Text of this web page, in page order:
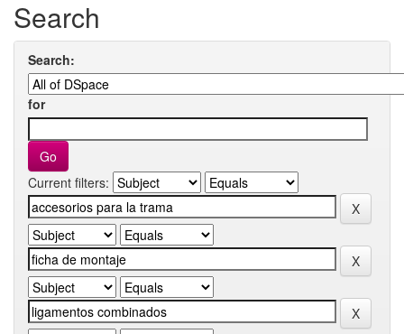
Search
Search:
for
Current filters: